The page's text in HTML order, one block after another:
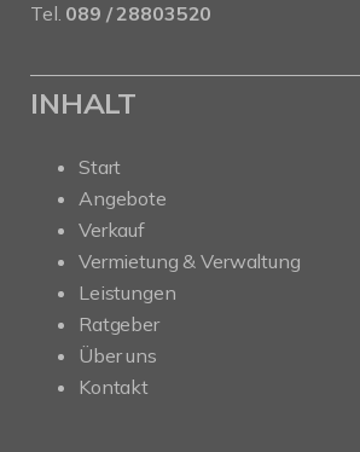
Tel. 089 / 28803520
INHALT
Start
Angebote
Verkauf
Vermietung & Verwaltung
Leistungen
Ratgeber
Über uns
Kontakt